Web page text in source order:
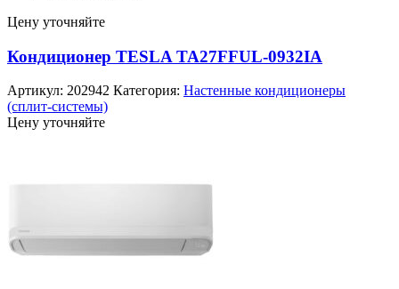
Цену уточняйте
Кондиционер TESLA TA27FFUL-0932IA
Артикул: 202942 Категория: Настенные кондиционеры
(сплит-системы)
Цену уточняйте